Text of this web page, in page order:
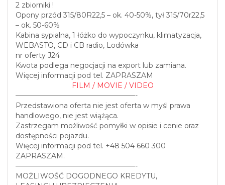
2 zbiorniki !
Opony przód 315/80R22,5 – ok. 40-50%, tył 315/70r22,5
– ok. 50-60%
Kabina sypialna, 1 łóżko do wypoczynku, klimatyzacja,
WEBASTO, CD i CB radio, Lodówka
nr oferty J24
Kwota podlega negocjacji na export lub zamiana.
Więcej informacji pod tel. ZAPRASZAM
FILM / MOVIE / VIDEO
—————————————————-
Przedstawiona oferta nie jest oferta w myśl prawa
handlowego, nie jest wiążąca.
Zastrzegam możliwość pomyłki w opisie i cenie oraz
dostępności pojazdu.
Więcej informacji pod tel. +48 504 660 300
ZAPRASZAM.
—————————————————-
MOŻLIWOŚĆ DOGODNEGO KREDYTU,